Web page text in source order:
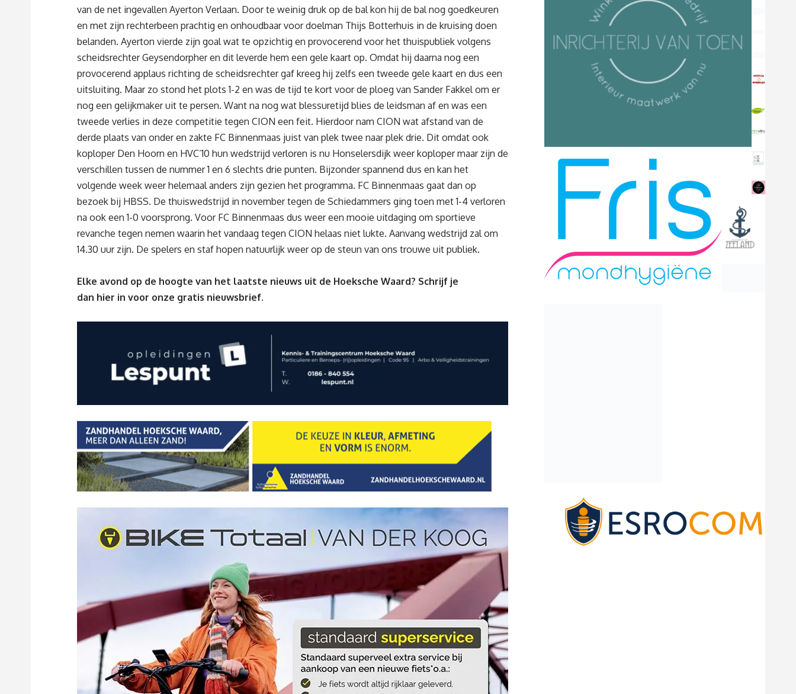
van de net ingevallen Ayerton Verlaan. Door te weinig druk op de bal kon hij de bal nog goedkeuren
en met zijn rechterbeen prachtig en onhoudbaar voor doelman Thijs Botterhuis in de kruising doen
belanden. Ayerton vierde zijn goal wat te opzichtig en provocerend voor het thuispubliek volgens
scheidsrechter Geysendorpher en dit leverde hem een gele kaart op. Omdat hij daarna nog een
provocerend applaus richting de scheidsrechter gaf kreeg hij zelfs een tweede gele kaart en dus een
uitsluiting. Maar zo stond het plots 1-2 en was de tijd te kort voor de ploeg van Sander Fakkel om er
nog een gelijkmaker uit te persen. Want na nog wat blessuretijd blies de leidsman af en was een
tweede verlies in deze competitie tegen CION een feit. Hierdoor nam CION wat afstand van de
derde plaats van onder en zakte FC Binnenmaas juist van plek twee naar plek drie. Dit omdat ook
koploper Den Hoorn en HVC’10 hun wedstrijd verloren is nu Honselersdijk weer koploper maar zijn de
verschillen tussen de nummer 1 en 6 slechts drie punten. Bijzonder spannend dus en kan het
volgende week weer helemaal anders zijn gezien het programma. FC Binnenmaas gaat dan op
bezoek bij HBSS. De thuiswedstrijd in november tegen de Schiedammers ging toen met 1-4 verloren
na ook een 1-0 voorsprong. Voor FC Binnenmaas dus weer een mooie uitdaging om sportieve
revanche tegen nemen waarin het vandaag tegen CION helaas niet lukte. Aanvang wedstrijd zal om
14.30 uurzijn. De spelers en staf hopen natuurlijk weer op de steun van ons trouwe uit publiek.
Elke avond op de hoogte van het laatste nieuws uit de Hoeksche Waard? Schrijf je
dan hier in voor onze gratis nieuwsbrief.